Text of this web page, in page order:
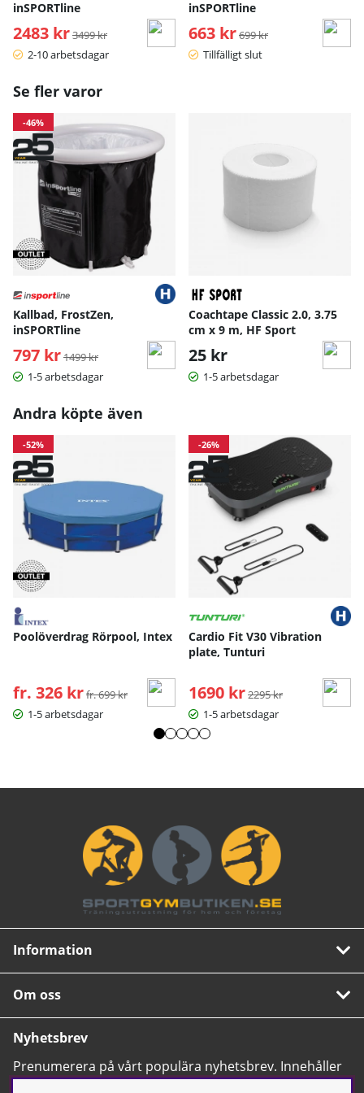
inSPORTline
2483 kr Ordinarie pris:
3499 kr
2-10 arbetsdagar
inSPORTline
663 kr Ordinarie pris:
699 kr
Tillfälligt slut
Se fler varor
-46%
Kallbad, FrostZen,
inSPORTline
797 kr Ordinarie pris:
1499 kr
1-5 arbetsdagar
Coachtape Classic 2.0, 3.75
cm x 9 m, HF Sport
25 kr
1-5 arbetsdagar
Andra köpte även
-52%
Poolöverdrag Rörpool, Intex
fr. 326 kr Ordinarie pris:
fr. 699 kr
1-5 arbetsdagar
-26%
Cardio Fit V30 Vibration
plate, Tunturi
1690 kr Ordinarie pris:
2295 kr
1-5 arbetsdagar
Information
Om oss
Nyhetsbrev
Prenumerera på vårt populära nyhetsbrev. Innehåller
tips, nyheter och våra allra bästa erbjudanden.